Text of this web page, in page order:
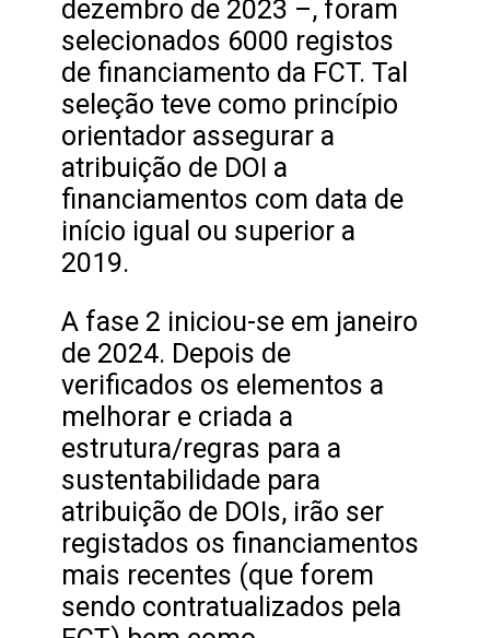
dezembro de 2023 –, foram
selecionados 6000 registos
de financiamento da FCT. Tal
seleção teve como princípio
orientador assegurar a
atribuição de DOI a
financiamentos com data de
início igual ou superior a
2019.
A fase 2 iniciou-se em janeiro
de 2024. Depois de
verificados os elementos a
melhorar e criada a
estrutura/regras para a
sustentabilidade para
atribuição de DOIs, irão ser
registados os financiamentos
mais recentes (que forem
sendo contratualizados pela